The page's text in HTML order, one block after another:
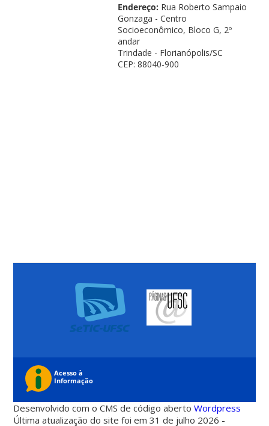
Endereço: Rua Roberto Sampaio
Gonzaga - Centro
Socioeconômico, Bloco G, 2º
andar
Trindade - Florianópolis/SC
CEP: 88040-900
Desenvolvido com o CMS de código abertoWordpress
Última atualização do site foi em 31 de julho 2026 -